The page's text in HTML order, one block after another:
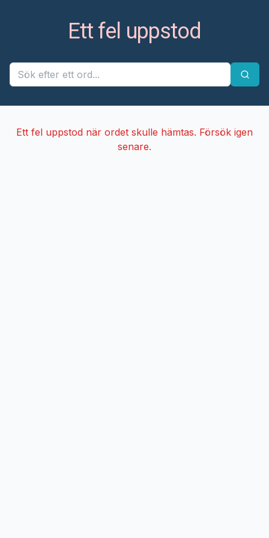
Ett fel uppstod
Ett fel uppstod när ordet skulle hämtas. Försök igen
senare.